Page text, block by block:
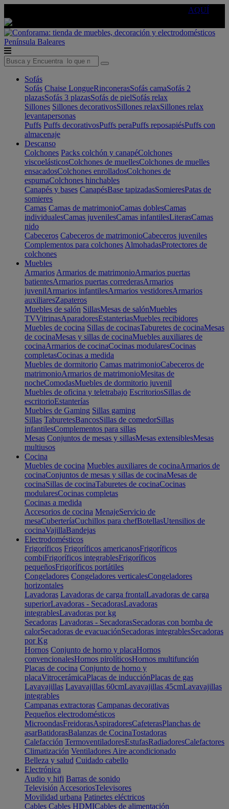
AQUÍ
Península Baleares
Sofás
Sofás Chaise LongueRinconerasSofás camaSofás 2
plazasSofás 3 plazasSofás de pielSofás relax
Sillones Sillones decorativosSillones relaxSillones relax
levantapersonas
Puffs Puffs decorativosPuffs peraPuffs reposapiésPuffs con
almacenaje
Descanso
Colchones Packs colchón y canapéColchones
viscoelásticosColchones de muellesColchones de muelles
ensacadosColchones enrolladosColchones de
espumaColchones hinchables
Canapés y bases CanapésBase tapizadasSomieresPatas de
somieres
Camas Camas de matrimonioCamas doblesCamas
individualesCamas juvenilesCamas infantilesLiterasCamas
nido
Cabeceros Cabeceros de matrimonioCabeceros juveniles
Complementos para colchones AlmohadasProtectores de
colchones
Muebles
Armarios Armarios de matrimonioArmarios puertas
batientesArmarios puertas correderasArmarios
juvenilArmarios infantilesArmarios vestidoresArmarios
auxiliaresZapateros
Muebles de salón SillasMesas de salónMuebles
TVVitrinasAparadoresEstanteriasMuebles recibidores
Muebles de cocina Sillas de cocinasTaburetes de cocinaMesas
de cocinaMesas y sillas de cocinaMuebles auxiliares de
cocinaArmarios de cocinaCocinas modularesCocinas
completasCocinas a medida
Muebles de dormitorio Camas matrimonioCabeceros de
matrimonioArmarios de matrimonioMesitas de
nocheComodasMuebles de dormitorio juvenil
Muebles de oficina y teletrabajo EscritoriosSillas de
escritorioEstanterías
Muebles de Gaming Sillas gaming
Sillas TaburetesBancosSillas de comedorSillas
infantilesComplementos para sillas
Mesas Conjuntos de mesas y sillasMesas extensiblesMesas
multiusos
Cocina
Muebles de cocina Muebles auxiliares de cocinaArmarios de
cocinaConjuntos de mesas y sillas de cocinaMesas de
cocinaSillas de cocinaTaburetes de cocinaCocinas
modularesCocinas completas
Cocinas a medida
Accesorios de cocina MenajeServicio de
mesaCuberteríaCuchillos para chefBotellasUtensilios de
cocinaVajillaBandejas
Electrodomésticos
Frigoríficos Frigoríficos americanosFrigoríficos
combiFrigoríficos integrablesFrigoríficos
pequeñosFrigoríficos portátiles
Congeladores Congeladores verticalesCongeladores
horizontales
Lavadoras Lavadoras de carga frontalLavadoras de carga
superiorLavadoras - SecadorasLavadoras
integrablesLavadoras por kg
Secadoras Lavadoras - SecadorasSecadoras con bomba de
calorSecadoras de evacuaciónSecadoras integrablesSecadoras
por Kg
Hornos Conjunto de horno y placaHornos
convencionalesHornos pirolíticosHornos multifunción
Placas de cocina Conjunto de horno y
placaVitrocerámicaPlacas de inducciónPlacas de gas
Lavavajillas Lavavajillas 60cmLavavajillas 45cmLavavajillas
integrables
Campanas extractoras Campanas decorativas
Pequeños electrodomésticos
MicroondasFreidorasAspiradoresCafeterasPlanchas de
asarBatidorasBalanzas de CocinaTostadoras
Calefacción TermoventiladoresEstufasRadiadoresCalefactores
Climatización Ventiladores Aire acondicionado
Belleza y salud Cuidado cabello
Electrónica
Audio y hifi Barras de sonido
Televisión AccesoriosTelevisores
Movilidad urbana Patinetes eléctricos
Cables Cables HDMICables de alimentación